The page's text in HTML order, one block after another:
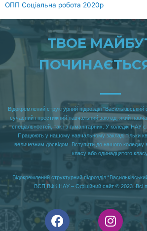
ОПП Соціальна робота 2020р
ТВОЕ
Відокремлений структурний підрозділ “
сучасний і престижний навчальний заклад, який
спеціальностей, так із гуманітарних У коледжі НАУ є
Працюють у нашому навчальному закладі тільки
величезним досвідом. Вступити до нашого коледжу
класу або одинадцятого
Відокремлений структурний підрозділ “
ВСП ВФК НАУ – Офіційний сайт © 2023 .